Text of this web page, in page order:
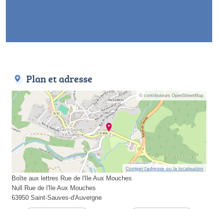
Plan et adresse
© contributeurs OpenStreetMap
Corriger l’adresse ou la localisation
Boîte aux lettres Rue de l'Ile Aux Mouches
Null Rue de l'Ile Aux Mouches
63950 Saint-Sauves-d'Auvergne